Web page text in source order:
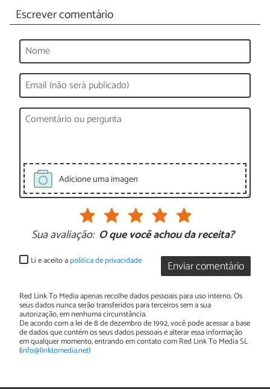
Escrever comentário
Adicione uma imagen
Sua avaliação: O que você achou da receita?
Enviar comentário
Li e aceito apolítica de privacidade
Red Link To Media apenas recolhe dados pessoais para uso interno. Os
seus dados nunca serão transferidos para terceiros sem a sua
autorização, em nenhuma circunstância.
De acordo com a lei de 8 de dezembro de 1992, você pode acessar a base
de dados que contém os seus dados pessoais e alterar essa informação
em qualquer momento, entrando em contato com Red Link To Media SL
(info@linktomedia.net)